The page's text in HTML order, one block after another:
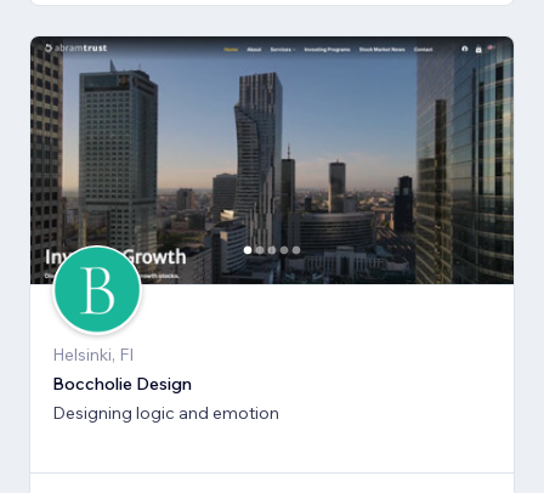
Helsinki, FI
Boccholie Design
Designing logic and emotion